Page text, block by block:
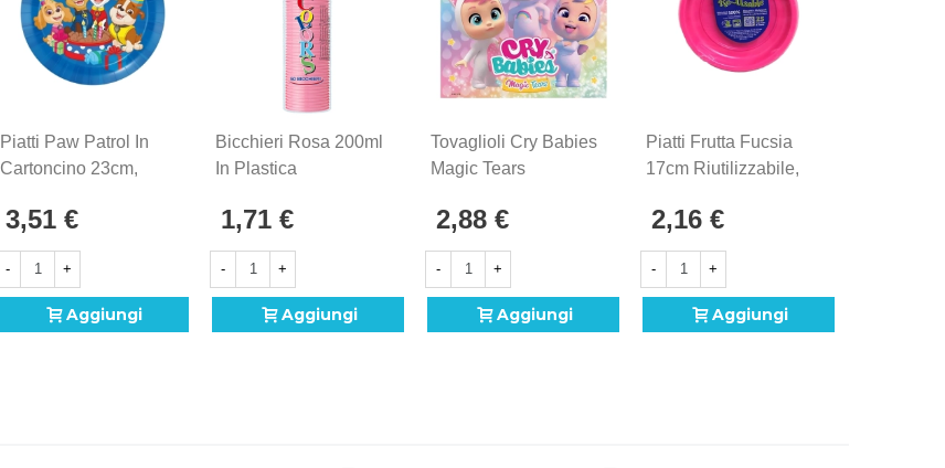
Piatti Paw Patrol In
Cartoncino 23cm,
3,51 €
- +
Aggiungi
Bicchieri Rosa 200ml
In Plastica
1,71 €
- +
Aggiungi
Tovaglioli Cry Babies
Magic Tears
2,88 €
- +
Aggiungi
Piatti Frutta Fucsia
17cm Riutilizzabile,
2,16 €
- +
Aggiungi